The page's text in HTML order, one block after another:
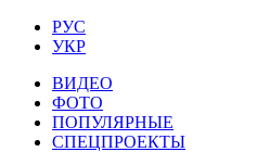
РУС
УКР
ВИДЕО
ФОТО
ПОПУЛЯРНЫЕ
СПЕЦПРОЕКТЫ